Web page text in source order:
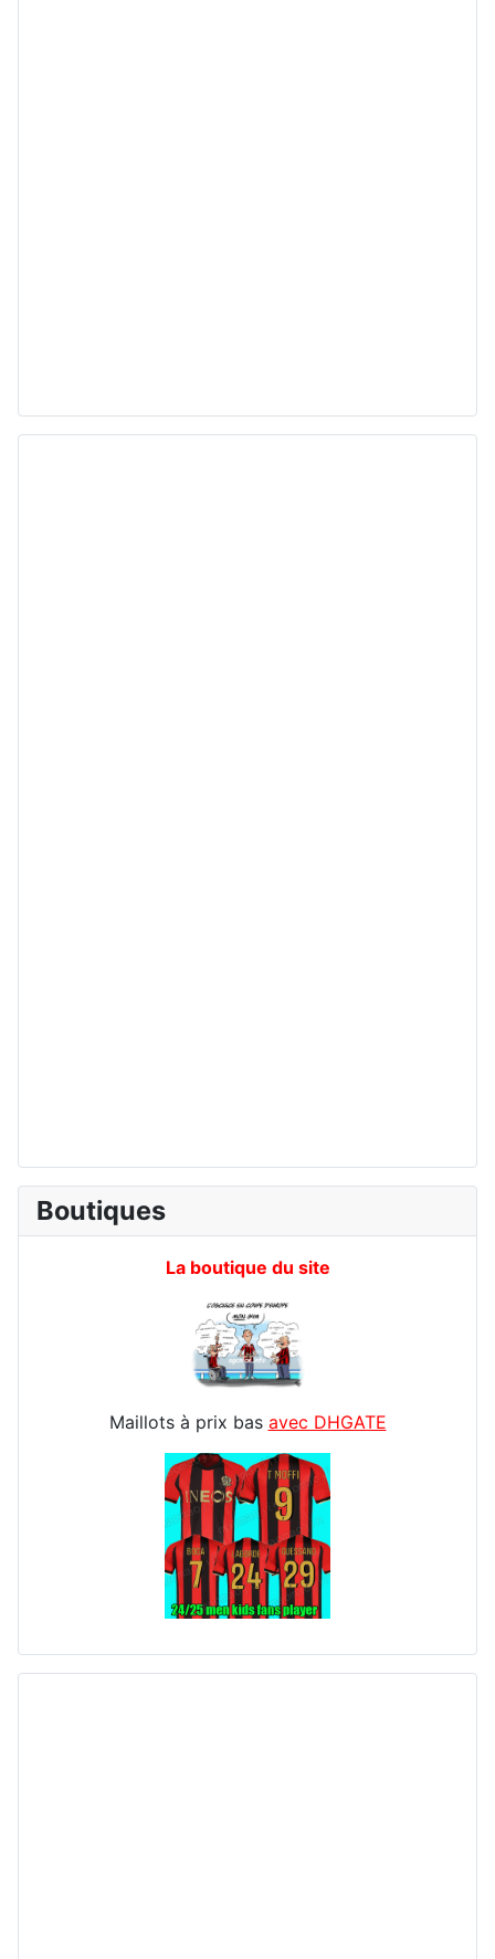
Boutiques
La boutique du site
Maillots à prix bas avec DHGATE